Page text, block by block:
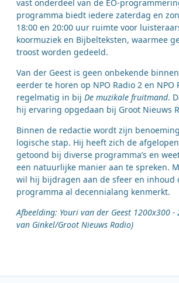
vast onderdeel van de EO-
programma biedt iedere zaterdag en
18:00 en 20:00 uur ruimte voor
koormuziek en Bijbelteksten, waarmee
troost worden gedeeld.
Van der Geest is geen onbekende
eerder te horen op NPO Radio 2 en NPO
regelmatig in bij De muzikale fruitmand.
hij ervaring opgedaan bij Groot Nieuws
Binnen de redactie wordt zijn
logische stap. Hij heeft zich de
getoond bij diverse programma’s en
een natuurlijke manier aan te spreken.
wil hij bijdragen aan de sfeer en inhoud
programma al decennialang kenmerkt.
Afbeelding: Youri van der Geest 1200x300
van Ginkel/Groot Nieuws Radio)